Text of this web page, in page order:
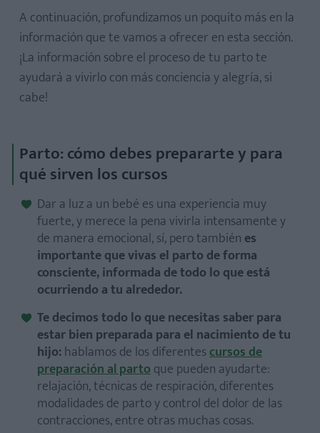
A continuación, profundizamos un poquito más en la
información que te vamos a ofrecer en esta sección.
¡La información sobre el proceso de tu parto te
ayudará a vivirlo con más conciencia y alegría, si
cabe!
Parto: cómo debes prepararte y para
qué sirven los cursos
Dar a luz a un bebé es una experiencia muy
fuerte, y merece la pena vivirla intensamente y
de manera emocional, sí, pero también es
importante que vivas el parto de forma
consciente, informada de todo lo que está
ocurriendo a tu alrededor.
Te decimos todo lo que necesitas saber para
estar bien preparada para el nacimiento de tu
hijo:hablamos de los diferentescursos de
preparación al partoque pueden ayudarte:
relajación, técnicas de respiración, diferentes
modalidades de parto y control del dolor de las
contracciones, entre otras muchas cosas.